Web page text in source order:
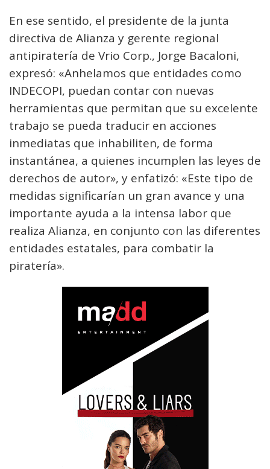
En ese sentido, el presidente de la junta
directiva de Alianza y gerente regional
antipiratería de Vrio Corp., Jorge Bacaloni,
expresó: «Anhelamos que entidades como
INDECOPI, puedan contar con nuevas
herramientas que permitan que su excelente
trabajo se pueda traducir en acciones
inmediatas que inhabiliten, de forma
instantánea, a quienes incumplen las leyes de
derechos de autor», y enfatizó: «Este tipo de
medidas significarían un gran avance y una
importante ayuda a la intensa labor que
realiza Alianza, en conjunto con las diferentes
entidades estatales, para combatir la
piratería».